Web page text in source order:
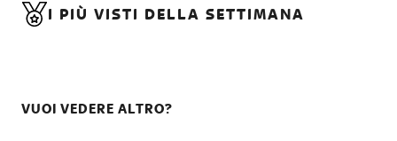
I PIÙ VISTI DELLA SETTIMANA
VUOI VEDERE ALTRO?